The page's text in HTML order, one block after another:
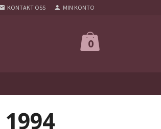
KONTAKT OSS MIN KONTO
0